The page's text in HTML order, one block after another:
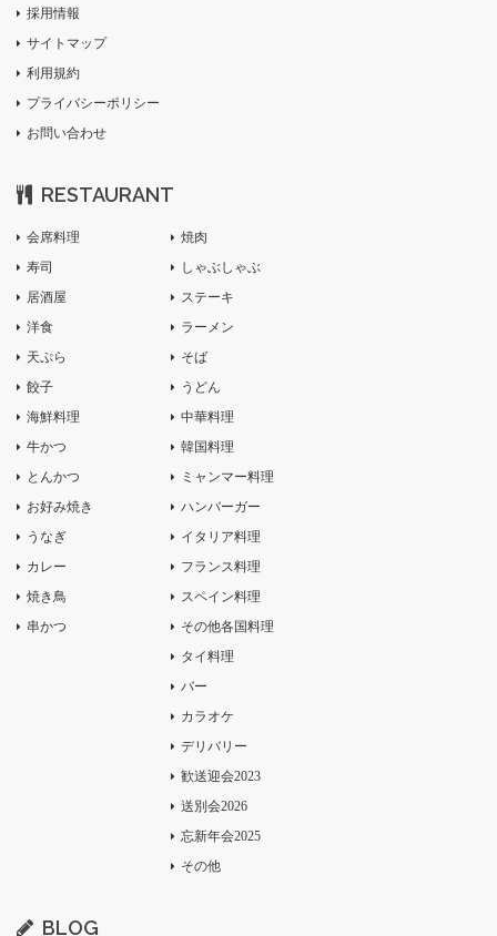
採用情報
サイトマップ
利用規約
プライバシーポリシー
お問い合わせ
RESTAURANT
会席料理
寿司
居酒屋
洋食
天ぷら
餃子
海鮮料理
牛かつ
とんかつ
お好み焼き
うなぎ
カレー
焼き鳥
串かつ
焼肉
しゃぶしゃぶ
ステーキ
ラーメン
そば
うどん
中華料理
韓国料理
ミャンマー料理
ハンバーガー
イタリア料理
フランス料理
スペイン料理
その他各国料理
タイ料理
バー
カラオケ
デリバリー
歓送迎会2023
送別会2026
忘新年会2025
その他
BLOG